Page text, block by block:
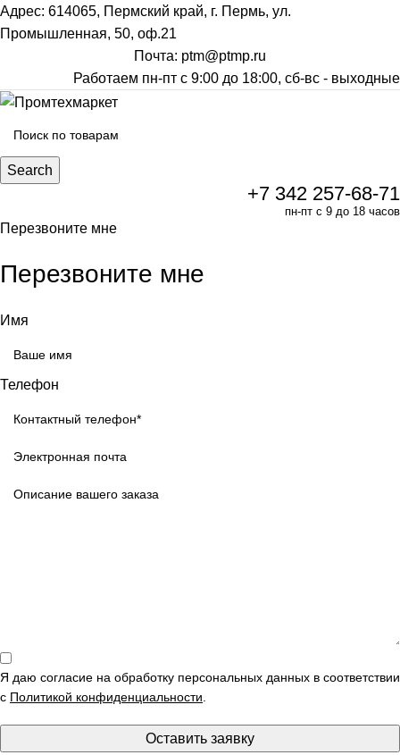
Адрес: 614065, Пермский край, г. Пермь, ул.
Промышленная, 50, оф.21
Почта: ptm@ptmp.ru
Работаем пн-пт с 9:00 до 18:00, сб-вс - выходные
Search
+7 342 257-68-71
пн-пт с 9 до 18 часов
Перезвоните мне
Перезвоните мне
Имя
Телефон
Я даю согласие на обработку персональных данных в соответствии
с Политикой конфиденциальности.
Оставить заявку